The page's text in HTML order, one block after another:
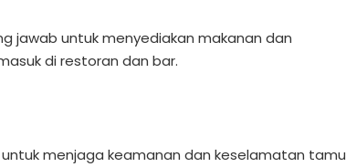
jawab untuk menyediakan makanan dan
di restoran dan bar.
menjaga keamanan dan keselamatan tamu